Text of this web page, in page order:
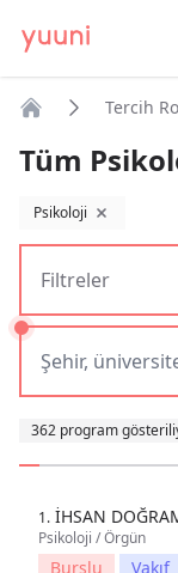
Tercih
Tüm
Psikoloji filtreyi kaldır
Filtreler
362 program
1. İHSAN
Psikoloji / Örgün
Burslu
Vakıf